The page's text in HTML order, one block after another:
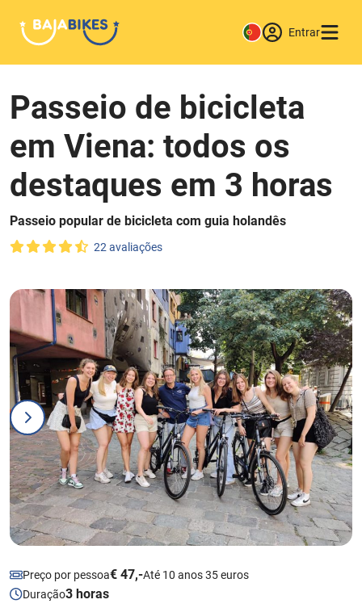
Entrar
Passeio de bicicleta
em Viena: todos os
destaques em 3 horas
Passeio popular de bicicleta com guia holandês
22 avaliações
Preço por pessoa€ 47,-Até 10 anos 35 euros
Duração3 horas